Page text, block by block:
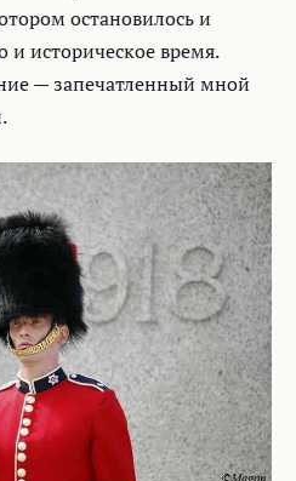
остановилось и
и историческое время.
— запечатленный мной